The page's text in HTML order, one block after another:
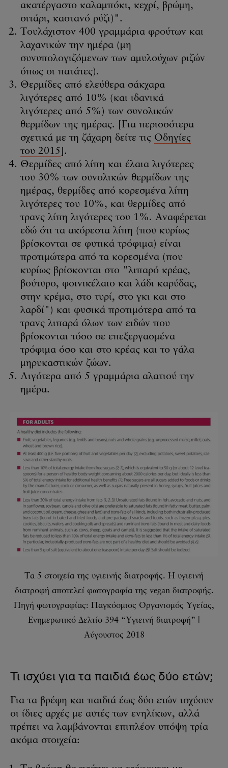
ακατέργαστο καλαμπόκι, κεχρί, βρώμη,
σιτάρι, καστανό ρύζι)".
Τουλάχιστον 400 γραμμάρια φρούτων και
λαχανικών την ημέρα (μη
συνυπολογιζόμενων των αμυλούχων ριζών
όπως οι πατάτες).
Θερμίδες από ελεύθερα σάκχαρα
λιγότερες από 10% (και ιδανικά
λιγότερες από 5%) των συνολικών
θερμίδων της ημέρας. [Για περισσότερα
σχετικά με τη ζάχαρη δείτε τις Οδηγίες
του 2015 ].
Θερμίδες από λίπη και έλαια λιγότερες
του 30% των συνολικών θερμίδων της
ημέρας, θερμίδες από κορεσμένα λίπη
λιγότερες του 10%, και θερμίδες από
τρανς λίπη λιγότερες του 1%. Αναφέρεται
εδώ ότι τα ακόρεστα λίπη (που κυρίως
βρίσκονται σε φυτικά τρόφιμα) είναι
προτιμώτερα από τα κορεσμένα (που
κυρίως βρίσκονται στο "λιπαρό κρέας,
βούτυρο, φοινικέλαιο και λάδι καρύδας,
στην κρέμα, στο τυρί, στο γκι και στο
λαρδί") και φυσικά προτιμότερα από τα
τρανς λιπαρά όλων των ειδών που
βρίσκονται τόσο σε επεξεργασμένα
τρόφιμα όσο και στο κρέας και το γάλα
μηρυκαστικών ζώων.
Λιγότερα από 5 γραμμάρια αλατιού την
ημέρα.
Τα 5 στοιχεία της υγιεινής διατροφής. Η υγιεινή
διατροφή αποτελεί φωτογραφία της vegan διατροφής.
Πηγή φωτογραφίας: Παγκόσμιος Οργανισμός Υγείας,
Ενημερωτικό Δελτίο 394 “Υγιεινή διατροφή” |
Αύγουστος 2018
Τι ισχύει για τα παιδιά έως δύο ετών;
Για τα βρέφη και παιδιά έως δύο ετών ισχύουν
οι ίδιες αρχές με αυτές των ενηλίκων, αλλά
πρέπει να λαμβάνονται επιπλέον υπόψη τρία
ακόμα στοιχεία: